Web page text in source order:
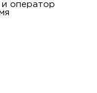
оператор